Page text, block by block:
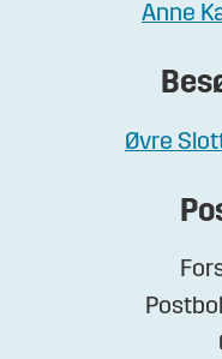
Anne
Øvre